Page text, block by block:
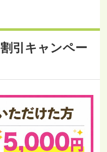
割引キャンペー